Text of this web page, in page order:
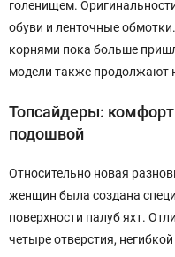
голенищем.
обуви и ленточные
корнями пока больше
модели также продолжают
Топсайдеры:
подошвой
Относительно новая
женщин была создана
поверхности палуб яхт.
четыре отверстия,